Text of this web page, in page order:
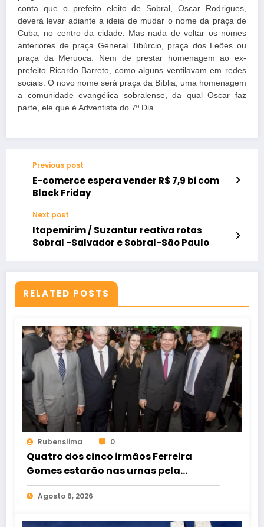
conta que o prefeito eleito de Sobral, Oscar Rodrigues,
deverá levar adiante a ideia de mudar o nome da praça de
Cuba, no centro da cidade. Mas nada de voltar os nomes
anteriores de praça General Tibúrcio, praça dos Leões ou
praça da Meruoca. Nem de prestar homenagem ao ex-
prefeito Ricardo Barreto, como alguns ventilavam em redes
sociais. O novo nome será praça da Bíblia, uma homenagem
a comunidade evangélica sobralense, da qual Oscar faz
parte, ele que é Adventista do 7º Dia.
Previous post
E-comerce espera vender R$ 7,9 bi com
Black Friday
Next post
Itapemirim / Suzantur reativa rotas
Sobral -Salvador e Sobral-São Paulo
RELATED POSTS
Rubenslima 0
Quatro dos cinco irmãos Ferreira
Gomes estarão nas urnas pela
primeira vez em lados opostos
Agosto 6, 2026